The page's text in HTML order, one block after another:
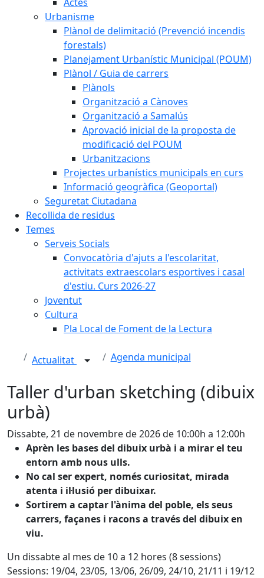
Urbanisme
Plànol de delimitació (Prevenció incendis
forestals)
Planejament Urbanístic Municipal (POUM)
Plànol / Guia de carrers
Plànols
Organització a Cànoves
Organització a Samalús
Aprovació inicial de la proposta de
modificació del POUM
Urbanitzacions
Projectes urbanístics municipals en curs
Informació geogràfica (Geoportal)
Seguretat Ciutadana
Recollida de residus
Temes
Serveis Socials
Convocatòria d'ajuts a l'escolaritat,
activitats extraescolars esportives i casal
d'estiu. Curs 2026-27
Joventut
Cultura
Pla Local de Foment de la Lectura
Actualitat Agenda municipal
Taller d'urban sketching (dibuix
urbà)
Dissabte, 21 de novembre de 2026 de 10:00h a 12:00h
Aprèn les bases del dibuix urbà i a mirar el teu
entorn amb nous ulls.
No cal ser expert, només curiositat, mirada
atenta i il·lusió per dibuixar.
Sortirem a captar l'ànima del poble, els seus
carrers, façanes i racons a través del dibuix en
viu.
Un dissabte al mes de 10 a 12 hores (8 sessions)
Sessions: 19/04, 23/05, 13/06, 26/09, 24/10, 21/11 i 19/12